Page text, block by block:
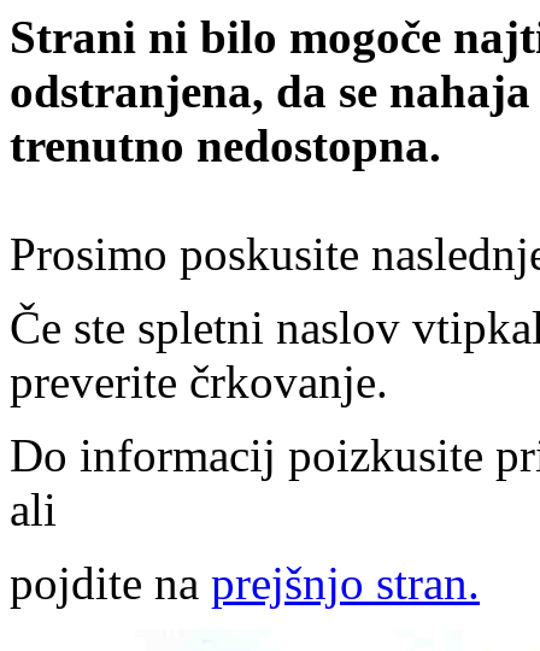
Strani ni bilo mogoče
odstranjena, da se
trenutno nedostopna.
Prosimo poskusite
Če ste spletni naslov
preverite črkovanje.
Do informacij poizkusite
ali
pojdite na prejšnjo stran.